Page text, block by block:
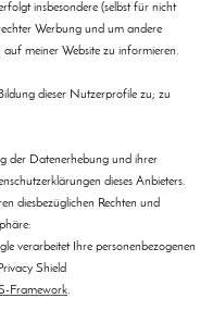
insbesondere (selbst für nicht
Werbung und um andere
meiner Website zu informieren.
dieser Nutzerprofile zu; zu
der Datenerhebung und ihrer
dieses Anbieters.
diesbezüglichen Rechten und
verarbeitet Ihre personenbezogenen
Shield
Framework.